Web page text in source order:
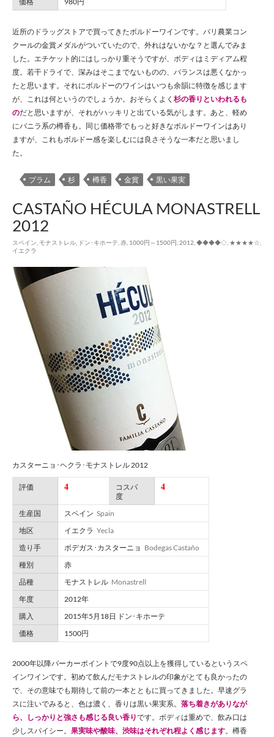
近所のドラッグストアで買ってきたボルドーワインです。パリ農業コン
クールの金賞メダルがついていたので、外れはないかな？と選んでみま
した。エチケット的にはしっかり重そうですが、ボディはミディアム程
度。若干ドライで、深みはそこまでないものの、バランスは悪くなかっ
たと思います。それにボルドーのワインはいつも余韻に特徴を感じます
が、これは何というのでしょうか。おそらくよく 杉の香りといわれるも
のだと思いますが、それがハッキリと出ている気がします。あと、軽め
にバニラ系の樽香も。同じ価格帯でもっと好きなボルドーワインはあり
ますが、これもボルドー感を楽しむには良さそうな一本だと思いまし
た。
プラム 杉 樽香 金賞 黒い果実
CASTAÑO HÉCULA MONASTRELL
2012
スペイン モナストレル ドン･キホーテ 赤 1000円～1500円 2012 ◆◆◆◆◇ ★★★★☆
イエクラ
カスターニョ･ヘクラ･モナストレル 2012
評価 4
コスパ
度
4
生産国 スペイン Spain
地区
イエクラ Yecla
造り手
ボデガス･カスターニョ Bodegas Castaño
種別
赤
品種
モナストレル Monastrell
年度
2012年
購入
2015年5月18日 ドン･キホーテ
価格
1500円
2000年以降パーカーポイントで9度90点以上を獲得しているというスペ
インワインです。初めて飲んだモナストレルの印象がとても良かったの
で、その意味でも期待して前の一本とともに買ってきました。早速グラ
スに注いでみると、色は濃く、香りは黒い果実系。 落ち着きがありなが
ら、しっかりと強さも感じる良い香りです。ボディは重めで、飲み口は
少しスパイシー。 果実味や酸味、渋味はそれぞれ程よく感じます。樽香